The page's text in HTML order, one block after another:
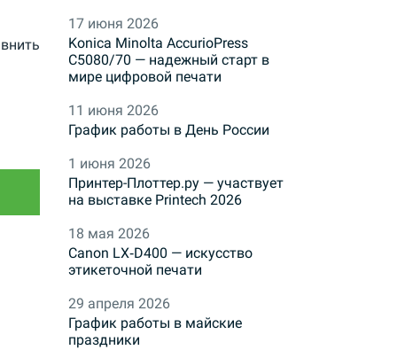
17 июня 2026
Konica Minolta AccurioPress
C5080/70 — надежный старт в
мире цифровой печати
11 июня 2026
График работы в День России
1 июня 2026
Принтер-Плоттер.ру — участвует
на выставке Printech 2026
18 мая 2026
Canon LX‑D400 — искусство
этикеточной печати
29 апреля 2026
График работы в майские
праздники